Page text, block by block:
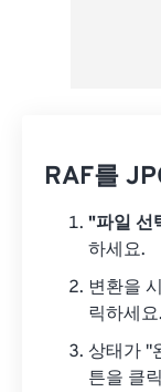
RAF를
"파일 선
하세요.
변환을
릭하세요.
상태가 "
튼을 클